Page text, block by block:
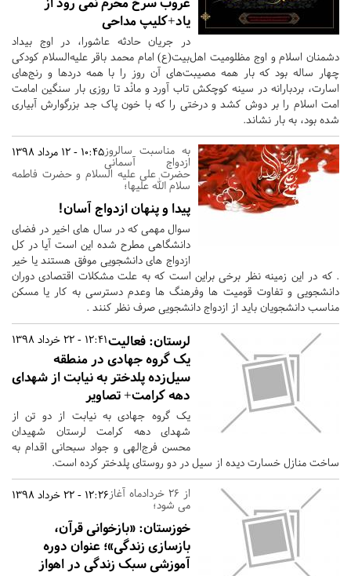
یاد+کلیپ مداحی
در جریان حادثه عاشورا، در اوج بیداد
دشمنان اسلام و اوج مظلومیت اهل‌بیت(ع) امام محمد باقر علیه‌السلام کودکی
چهار ساله بود که بار همه مصیبت‌های آن روز را با همه دردها و رنج‌های
اسارت، بردبارانه در سینه کوچکش تاب آورد و مانْد تا روزی بار سنگین امامت
امت اسلام را بر دوش کشد و درختی را که با خون پاک جد بزرگوارش آبیاری
شده بود، به بار نشاند.
10:45 - 12 مرداد 1398به مناسبت سالروز
ازدواج آسمانی
حضرت علی علیه السلام و حضرت فاطمه
سلام الله علیها؛
پیدا و پنهان ازدواج آسان!
سوال مهمی که در سال های اخیر در فضای
دانشگاهی مطرح شده این است آیا در کل
ازدواج های دانشجویی موفق هستند یا خیر
. که در این زمینه نظر برخی براین است که به علت مشکلات اقتصادی دوران
دانشجویی و تفاوت قومیت ها وفرهنگ ها وعدم دسترسی به کار یا مسکن
مناسب دانشجویان باید از ازدواج دانشجویی صرف نظر کنند .
12:41 - 22 خرداد 1398 لرستان: فعالیت
یک گروه جهادی در منطقه
سیل‌زده پلدختر به نیابت از شهدای
دهه کرامت+ تصاویر
یک گروه جهادی به نیابت از دو تن از
شهدای دهه کرامت لرستان شهیدان
محسن فرج‌الهی و جواد سبحانی اقدام به
ساخت منازل خسارت دیده از سیل در دو روستای پلدختر کرده است.
12:26 - 22 خرداد 1398 از ۲۶ خردادماه آغاز
می شود؛
خوزستان: «بازخوانی قرآن،
بازسازی زندگی»؛ عنوان دوره
آموزشی سبک زندگی در اهواز